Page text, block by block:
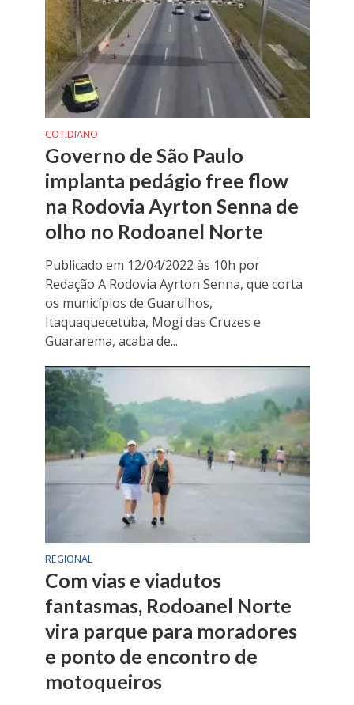
COTIDIANO
Governo de São Paulo
implanta pedágio free flow
na Rodovia Ayrton Senna de
olho no Rodoanel Norte
Publicado em 12/04/2022 às 10h por
Redação A Rodovia Ayrton Senna, que corta
os municípios de Guarulhos,
Itaquaquecetuba, Mogi das Cruzes e
Guararema, acaba de...
REGIONAL
Com vias e viadutos
fantasmas, Rodoanel Norte
vira parque para moradores
e ponto de encontro de
motoqueiros